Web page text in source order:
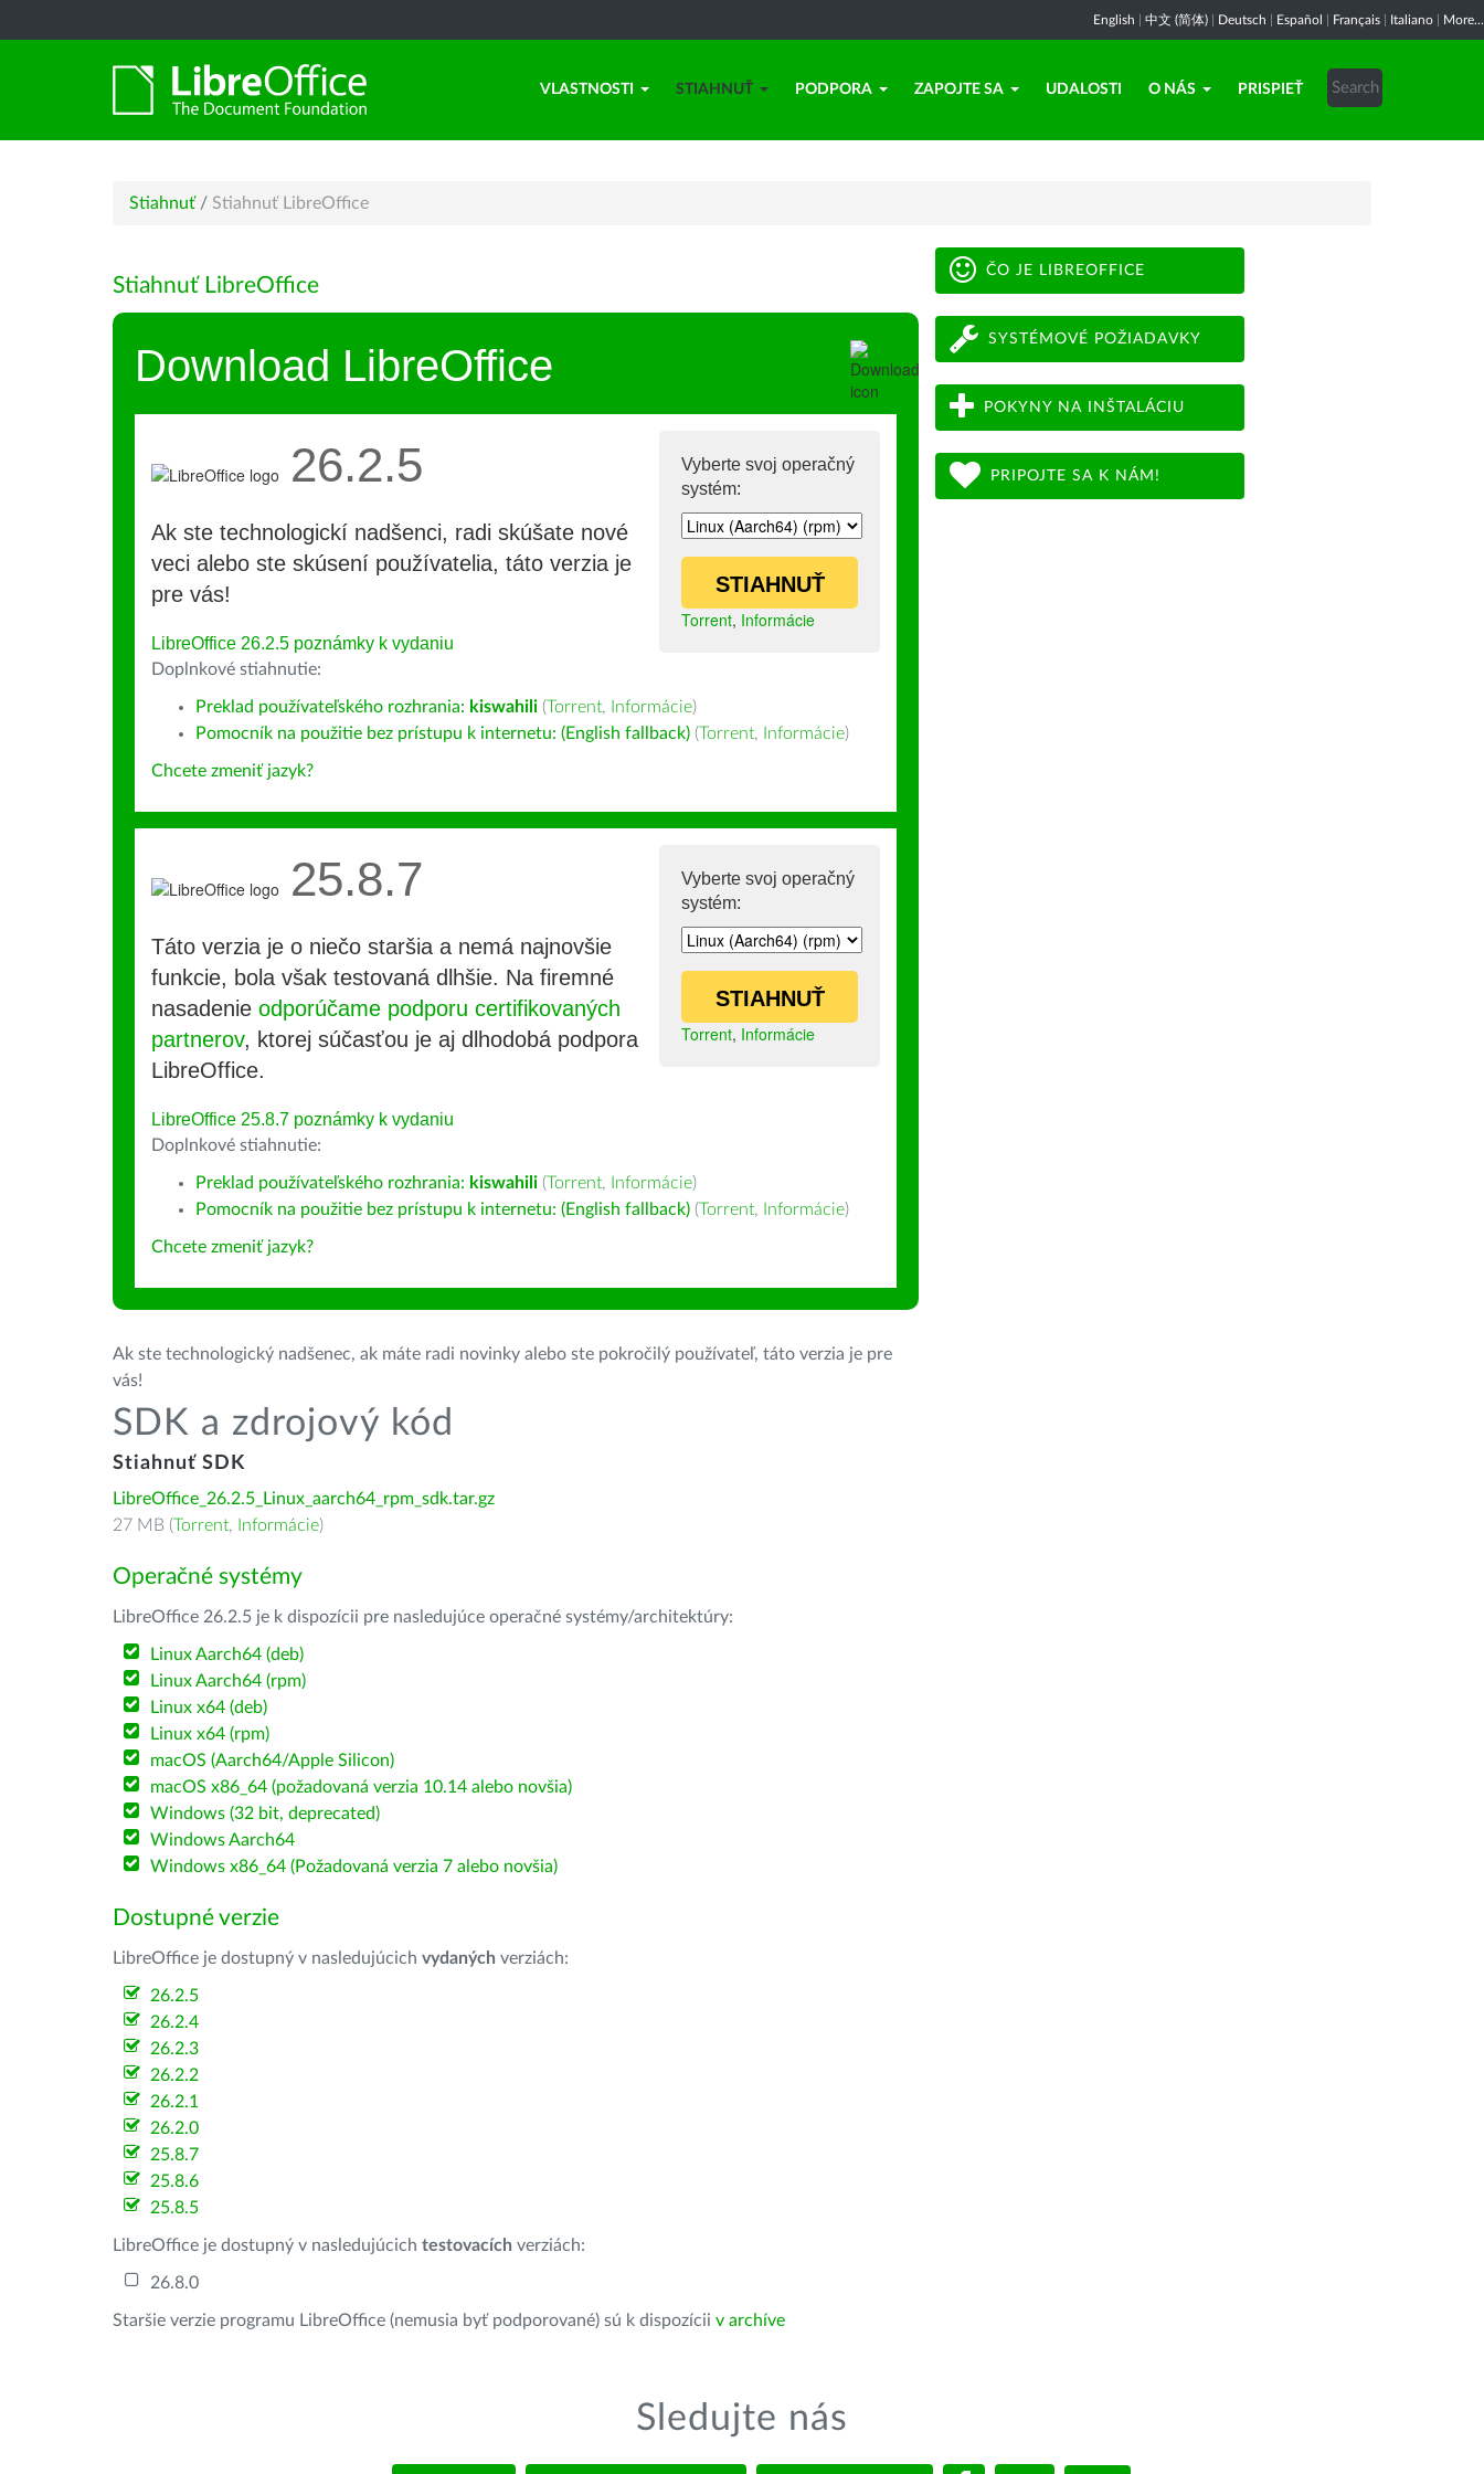
English 中文 (简体) Deutsch Español Français Italiano More...
VLASTNOSTI STIAHNUŤ PODPORA ZAPOJTE SA UDALOSTI O NÁS PRISPIEŤ
Stiahnuť / Stiahnuť LibreOffice
Stiahnuť LibreOffice
Download LibreOffice
Vyberte svoj operačný
systém:
STIAHNUŤ
Torrent, Informácie
26.2.5
Ak ste technologickí nadšenci, radi skúšate nové
veci alebo ste skúsení používatelia, táto verzia je
pre vás!
LibreOffice 26.2.5 poznámky k vydaniu
Doplnkové stiahnutie:
Preklad používateľského rozhrania: kiswahili (Torrent, Informácie)
Pomocník na použitie bez prístupu k internetu: (English fallback) (Torrent, Informácie)
Chcete zmeniť jazyk?
Vyberte svoj operačný
systém:
STIAHNUŤ
Torrent, Informácie
25.8.7
Táto verzia je o niečo staršia a nemá najnovšie
funkcie, bola však testovaná dlhšie. Na firemné
nasadenie odporúčame podporu certifikovaných
partnerov, ktorej súčasťou je aj dlhodobá podpora
LibreOffice.
LibreOffice 25.8.7 poznámky k vydaniu
Doplnkové stiahnutie:
Preklad používateľského rozhrania: kiswahili (Torrent, Informácie)
Pomocník na použitie bez prístupu k internetu: (English fallback) (Torrent, Informácie)
Chcete zmeniť jazyk?
Ak ste technologický nadšenec, ak máte radi novinky alebo ste pokročilý používateľ, táto verzia je pre
vás!
SDK a zdrojový kód
Stiahnuť SDK
LibreOffice_26.2.5_Linux_aarch64_rpm_sdk.tar.gz
27 MB (Torrent, Informácie)
Operačné systémy
LibreOffice 26.2.5 je k dispozícii pre nasledujúce operačné systémy/architektúry:
Linux Aarch64 (deb)
Linux Aarch64 (rpm)
Linux x64 (deb)
Linux x64 (rpm)
macOS (Aarch64/Apple Silicon)
macOS x86_64 (požadovaná verzia 10.14 alebo novšia)
Windows (32 bit, deprecated)
Windows Aarch64
Windows x86_64 (Požadovaná verzia 7 alebo novšia)
Dostupné verzie
LibreOffice je dostupný v nasledujúcich vydaných verziách:
26.2.5
26.2.4
26.2.3
26.2.2
26.2.1
26.2.0
25.8.7
25.8.6
25.8.5
LibreOffice je dostupný v nasledujúcich testovacích verziách:
26.8.0
Staršie verzie programu LibreOffice (nemusia byť podporované) sú k dispozícii v archíve
ČO JE LIBREOFFICE
SYSTÉMOVÉ POŽIADAVKY
POKYNY NA INŠTALÁCIU
PRIPOJTE SA K NÁM!
Sledujte nás